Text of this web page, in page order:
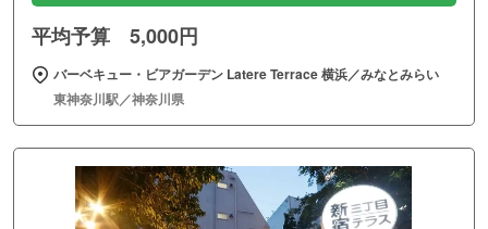
平均予算 5,000円
バーベキュー・ビアガーデン Latere Terrace 横浜／みなとみらい
東神奈川駅／神奈川県